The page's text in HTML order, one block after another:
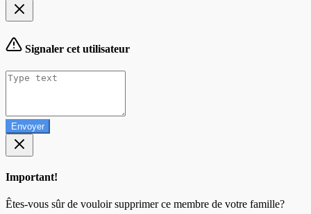
Signaler cet utilisateur
Envoyer
Important!
Êtes-vous sûr de vouloir supprimer ce membre de votre famille?